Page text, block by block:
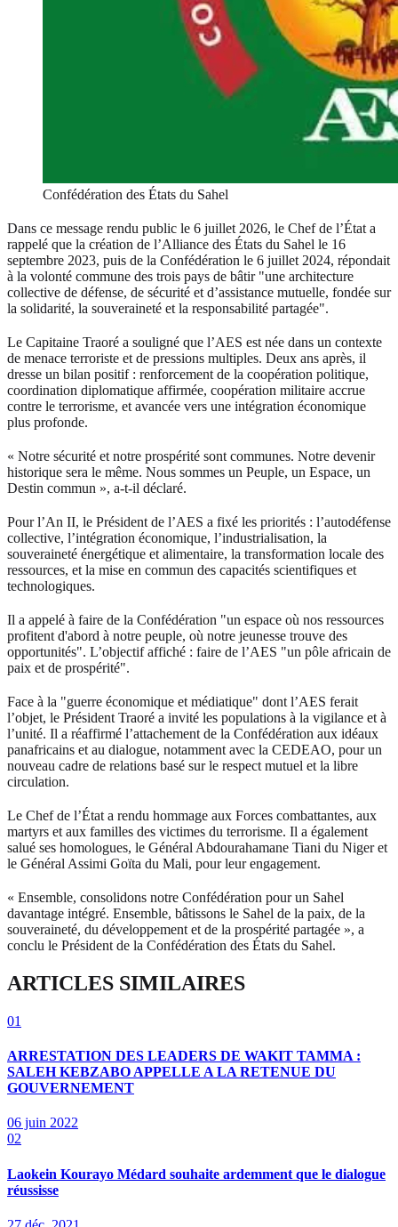
Confédération des États du Sahel
Dans ce message rendu public le 6 juillet 2026, le Chef de l’État a
rappelé que la création de l’Alliance des États du Sahel le 16
septembre 2023, puis de la Confédération le 6 juillet 2024, répondait
à la volonté commune des trois pays de bâtir "une architecture
collective de défense, de sécurité et d’assistance mutuelle, fondée sur
la solidarité, la souveraineté et la responsabilité partagée".
Le Capitaine Traoré a souligné que l’AES est née dans un contexte
de menace terroriste et de pressions multiples. Deux ans après, il
dresse un bilan positif : renforcement de la coopération politique,
coordination diplomatique affirmée, coopération militaire accrue
contre le terrorisme, et avancée vers une intégration économique
plus profonde.
« Notre sécurité et notre prospérité sont communes. Notre devenir
historique sera le même. Nous sommes un Peuple, un Espace, un
Destin commun », a-t-il déclaré.
Pour l’An II, le Président de l’AES a fixé les priorités : l’autodéfense
collective, l’intégration économique, l’industrialisation, la
souveraineté énergétique et alimentaire, la transformation locale des
ressources, et la mise en commun des capacités scientifiques et
technologiques.
Il a appelé à faire de la Confédération "un espace où nos ressources
profitent d'abord à notre peuple, où notre jeunesse trouve des
opportunités". L’objectif affiché : faire de l’AES "un pôle africain de
paix et de prospérité".
Face à la "guerre économique et médiatique" dont l’AES ferait
l’objet, le Président Traoré a invité les populations à la vigilance et à
l’unité. Il a réaffirmé l’attachement de la Confédération aux idéaux
panafricains et au dialogue, notamment avec la CEDEAO, pour un
nouveau cadre de relations basé sur le respect mutuel et la libre
circulation.
Le Chef de l’État a rendu hommage aux Forces combattantes, aux
martyrs et aux familles des victimes du terrorisme. Il a également
salué ses homologues, le Général Abdourahamane Tiani du Niger et
le Général Assimi Goïta du Mali, pour leur engagement.
« Ensemble, consolidons notre Confédération pour un Sahel
davantage intégré. Ensemble, bâtissons le Sahel de la paix, de la
souveraineté, du développement et de la prospérité partagée », a
conclu le Président de la Confédération des États du Sahel.
ARTICLES SIMILAIRES
01
ARRESTATION DES LEADERS DE WAKIT TAMMA :
SALEH KEBZABO APPELLE A LA RETENUE DU
GOUVERNEMENT
06 juin 2022
02
Laokein Kourayo Médard souhaite ardemment que le dialogue
réussisse